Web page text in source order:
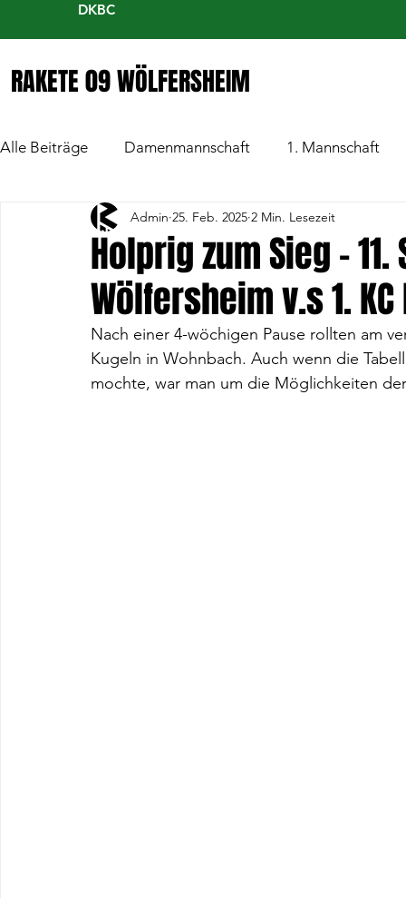
DKBC
RAKETE 09 WÖLFERSHEIM
Alle Beiträge Damenmannschaft 1. Mannschaft
Holprig zum Sieg -
Wölfersheim v.s 1.
Admin 25. Feb. 2025 2 Min. Lesezeit
Nach einer 4-wöchigen Pause rollten am
Kugeln in Wohnbach. Auch wenn die
mochte, war man um die Möglichkeiten